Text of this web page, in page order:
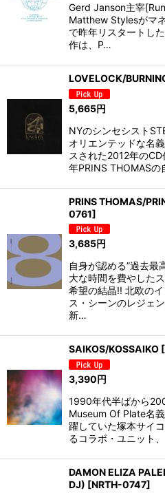
Gerd Janson主宰
Matthew Stylesがマ
で昨年リスタートし
作は、P…
LOVELOCK/
5,665円
NYのシンセシスト
オリエンテッドな名
スされた2012年の
年PRINS THOMAS
PRINS THOMAS/
0761]
3,685円
自身が認める”過去最
大な時間を費やした
希望の結晶!! 北欧の
ス・シーンのレジェ
新…
SAIKOS/KOSSAIKO [
3,390円
1990年代半ばから
Museum Of Plate名
躍していた塚本サイ
るコラボ・ユニット
DAMON ELIZA
DJ) [NRTH-0747]